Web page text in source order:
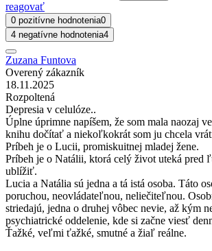
reagovať
0 pozitívne hodnotenia0
4 negatívne hodnotenia4
Zuzana Funtova
Overený zákazník
18.11.2025
Rozpoltená
Depresia v celulóze..
Úplne úprimne napíšem, že som mala naozaj
knihu dočítať a niekoľkokrát som ju chcela
Príbeh je o Lucii, promiskuitnej mladej žene.
Príbeh je o Natálii, ktorá celý život uteká pred
ublížiť.
Lucia a Natália sú jedna a tá istá osoba. Táto
poruchou, neovládateľnou, neliečiteľnou.
striedajú, jedna o druhej vôbec nevie, až kým
psychiatrické oddelenie, kde si začne viesť
Ťažké, veľmi ťažké, smutné a žiaľ reálne.